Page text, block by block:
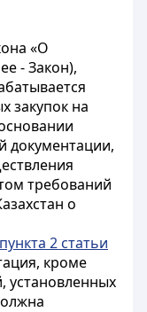
«О
- Закон),
закупок на
документации,
требований
о
2 статьи
кроме
установленных